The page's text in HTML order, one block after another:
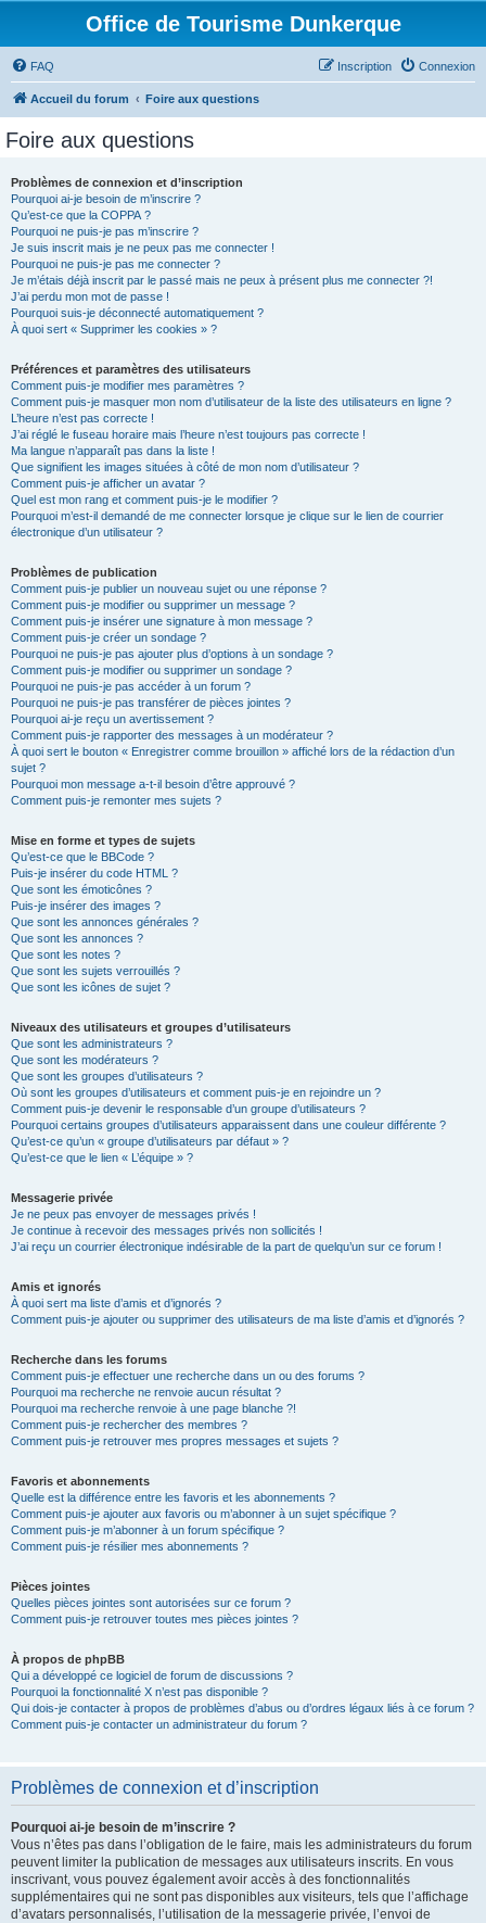
Office de Tourisme Dunkerque
FAQ Connexion
Inscription
Accueil du forum Foire aux questions
Foire aux questions
Problèmes de connexion et d’inscription
Pourquoi ai-je besoin de m’inscrire ?
Qu’est-ce que la COPPA ?
Pourquoi ne puis-je pas m’inscrire ?
Je suis inscrit mais je ne peux pas me connecter !
Pourquoi ne puis-je pas me connecter ?
Je m’étais déjà inscrit par le passé mais ne peux à présent plus me connecter ?!
J’ai perdu mon mot de passe !
Pourquoi suis-je déconnecté automatiquement ?
À quoi sert « Supprimer les cookies » ?
Préférences et paramètres des utilisateurs
Comment puis-je modifier mes paramètres ?
Comment puis-je masquer mon nom d’utilisateur de la liste des utilisateurs en ligne ?
L’heure n’est pas correcte !
J’ai réglé le fuseau horaire mais l’heure n’est toujours pas correcte !
Ma langue n’apparaît pas dans la liste !
Que signifient les images situées à côté de mon nom d’utilisateur ?
Comment puis-je afficher un avatar ?
Quel est mon rang et comment puis-je le modifier ?
Pourquoi m’est-il demandé de me connecter lorsque je clique sur le lien de courrier
électronique d’un utilisateur ?
Problèmes de publication
Comment puis-je publier un nouveau sujet ou une réponse ?
Comment puis-je modifier ou supprimer un message ?
Comment puis-je insérer une signature à mon message ?
Comment puis-je créer un sondage ?
Pourquoi ne puis-je pas ajouter plus d’options à un sondage ?
Comment puis-je modifier ou supprimer un sondage ?
Pourquoi ne puis-je pas accéder à un forum ?
Pourquoi ne puis-je pas transférer de pièces jointes ?
Pourquoi ai-je reçu un avertissement ?
Comment puis-je rapporter des messages à un modérateur ?
À quoi sert le bouton « Enregistrer comme brouillon » affiché lors de la rédaction d’un
sujet ?
Pourquoi mon message a-t-il besoin d’être approuvé ?
Comment puis-je remonter mes sujets ?
Mise en forme et types de sujets
Qu’est-ce que le BBCode ?
Puis-je insérer du code HTML ?
Que sont les émoticônes ?
Puis-je insérer des images ?
Que sont les annonces générales ?
Que sont les annonces ?
Que sont les notes ?
Que sont les sujets verrouillés ?
Que sont les icônes de sujet ?
Niveaux des utilisateurs et groupes d’utilisateurs
Que sont les administrateurs ?
Que sont les modérateurs ?
Que sont les groupes d’utilisateurs ?
Où sont les groupes d’utilisateurs et comment puis-je en rejoindre un ?
Comment puis-je devenir le responsable d’un groupe d’utilisateurs ?
Pourquoi certains groupes d’utilisateurs apparaissent dans une couleur différente ?
Qu’est-ce qu’un « groupe d’utilisateurs par défaut » ?
Qu’est-ce que le lien « L’équipe » ?
Messagerie privée
Je ne peux pas envoyer de messages privés !
Je continue à recevoir des messages privés non sollicités !
J’ai reçu un courrier électronique indésirable de la part de quelqu’un sur ce forum !
Amis et ignorés
À quoi sert ma liste d’amis et d’ignorés ?
Comment puis-je ajouter ou supprimer des utilisateurs de ma liste d’amis et d’ignorés ?
Recherche dans les forums
Comment puis-je effectuer une recherche dans un ou des forums ?
Pourquoi ma recherche ne renvoie aucun résultat ?
Pourquoi ma recherche renvoie à une page blanche ?!
Comment puis-je rechercher des membres ?
Comment puis-je retrouver mes propres messages et sujets ?
Favoris et abonnements
Quelle est la différence entre les favoris et les abonnements ?
Comment puis-je ajouter aux favoris ou m’abonner à un sujet spécifique ?
Comment puis-je m’abonner à un forum spécifique ?
Comment puis-je résilier mes abonnements ?
Pièces jointes
Quelles pièces jointes sont autorisées sur ce forum ?
Comment puis-je retrouver toutes mes pièces jointes ?
À propos de phpBB
Qui a développé ce logiciel de forum de discussions ?
Pourquoi la fonctionnalité X n’est pas disponible ?
Qui dois-je contacter à propos de problèmes d’abus ou d’ordres légaux liés à ce forum ?
Comment puis-je contacter un administrateur du forum ?
Problèmes de connexion et d’inscription
Pourquoi ai-je besoin de m’inscrire ?
Vous n’êtes pas dans l’obligation de le faire, mais les administrateurs du forum
peuvent limiter la publication de messages aux utilisateurs inscrits. En vous
inscrivant, vous pouvez également avoir accès à des fonctionnalités
supplémentaires qui ne sont pas disponibles aux visiteurs, tels que l’affichage
d’avatars personnalisés, l’utilisation de la messagerie privée, l’envoi de